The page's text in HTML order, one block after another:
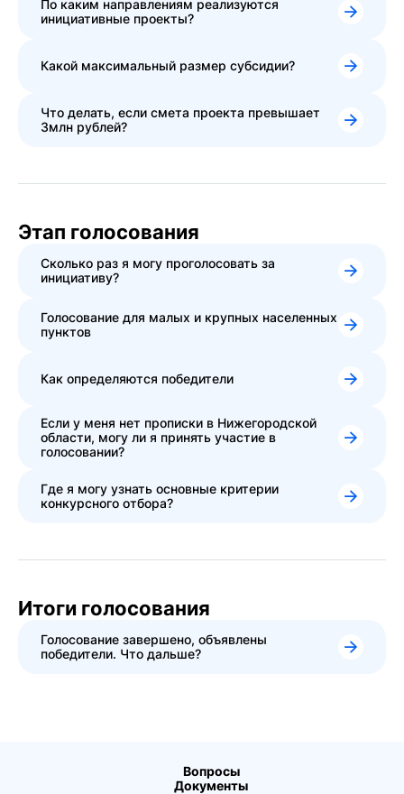
По каким направлениям реализуются
инициативные проекты?
Какой максимальный размер субсидии?
Что делать, если смета проекта превышает
3млн рублей?
Этап голосования
Сколько раз я могу проголосовать за
инициативу?
Голосование для малых и крупных населенных
пунктов
Как определяются победители
Если у меня нет прописки в Нижегородской
области, могу ли я принять участие в
голосовании?
Где я могу узнать основные критерии
конкурсного отбора?
Итоги голосования
Голосование завершено, объявлены
победители. Что дальше?
Вопросы
Документы